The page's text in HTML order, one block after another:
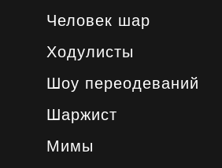
Человек шар
Ходулисты
Шоу переодеваний
Шаржист
Мимы